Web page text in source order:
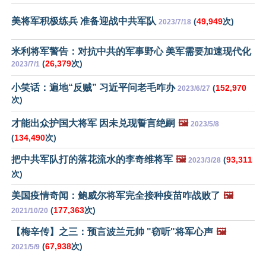
美将军积极练兵 准备迎战中共军队 2023/7/18 (49,949次)
米利将军警告：对抗中共的军事野心 美军需要加速现代化
2023/7/1 (26,379次)
小笑话：遍地“反贼” 习近平问老毛咋办 2023/6/27 (152,970
次)
才能出众护国大将军 因未兑现誓言绝嗣 🖼️ 2023/5/8
(134,490次)
把中共军队打的落花流水的李奇维将军 🖼️ 2023/3/28 (93,311
次)
美国疫情奇闻：鲍威尔将军完全接种疫苗咋战败了 🖼️
2021/10/20 (177,363次)
【梅辛传】之三：预言波兰元帅 "窃听"将军心声 🖼️
2021/5/9 (67,938次)